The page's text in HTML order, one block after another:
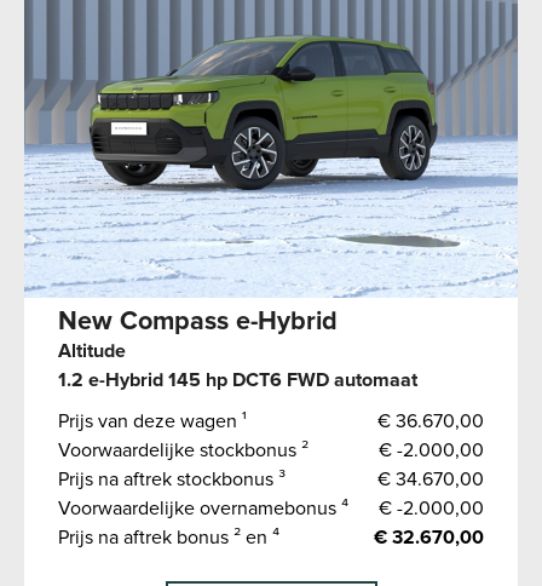
New Compass e-Hybrid
Altitude
1.2 e-Hybrid 145 hp DCT6 FWD automaat
Prijs van deze wagen ¹
€ 36.670,00
Voorwaardelijke stockbonus ²
€ -2.000,00
Prijs na aftrek stockbonus ³
€ 34.670,00
Voorwaardelijke overnamebonus ⁴
€ -2.000,00
Prijs na aftrek bonus ² en ⁴
€ 32.670,00